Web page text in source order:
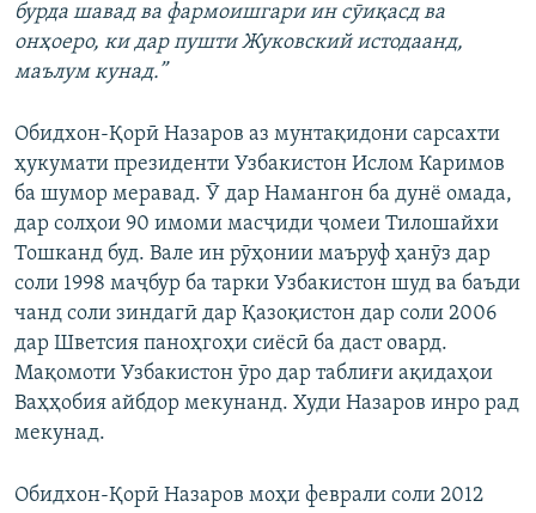
бурда шавад ва фармоишгари ин сӯиқасд ва
онҳоеро, ки дар пушти Жуковский истодаанд,
маълум кунад.”
Обидхон-Қорӣ Назаров аз мунтақидони сарсахти
ҳукумати президенти Узбакистон Ислом Каримов
ба шумор меравад. Ӯ дар Намангон ба дунё омада,
дар солҳои 90 имоми масҷиди ҷомеи Тилошайхи
Тошканд буд. Вале ин рӯҳонии маъруф ҳанӯз дар
соли 1998 маҷбур ба тарки Узбакистон шуд ва баъди
чанд соли зиндагӣ дар Қазоқистон дар соли 2006
дар Шветсия паноҳгоҳи сиёсӣ ба даст овард.
Мақомоти Узбакистон ӯро дар таблиғи ақидаҳои
Ваҳҳобия айбдор мекунанд. Худи Назаров инро рад
мекунад.
Обидхон-Қорӣ Назаров моҳи феврали соли 2012